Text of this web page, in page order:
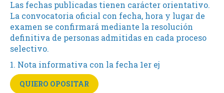
Las fechas publicadas tienen carácter orientativo.
La convocatoria oficial con fecha, hora y lugar de
examen se confirmará mediante la resolución
definitiva de personas admitidas en cada proceso
selectivo.
1. Nota informativa con la fecha 1er ej
QUIERO OPOSITAR